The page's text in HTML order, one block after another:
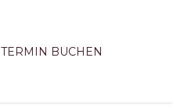
TERMIN BUCHEN